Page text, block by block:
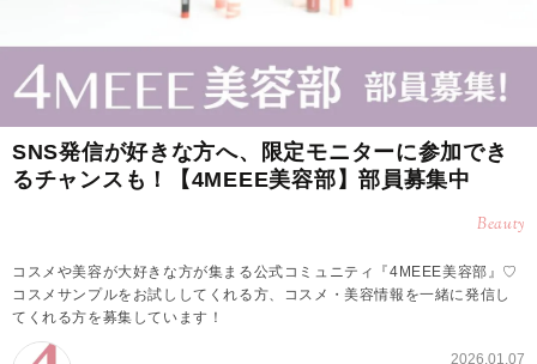
SNS発信が好きな方へ、限定モニターに参加でき
るチャンスも！【4MEEE美容部】部員募集中
Beauty
コスメや美容が大好きな方が集まる公式コミュニティ『4MEEE美容部』♡
コスメサンプルをお試ししてくれる方、コスメ・美容情報を一緒に発信し
てくれる方を募集しています！
2026.01.07